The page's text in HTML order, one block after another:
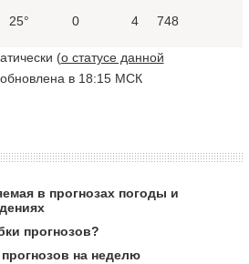
25° 0 4 748
(о статусе данной
в 18:15 МСК
в прогнозах погоды и
прогнозов?
на неделю